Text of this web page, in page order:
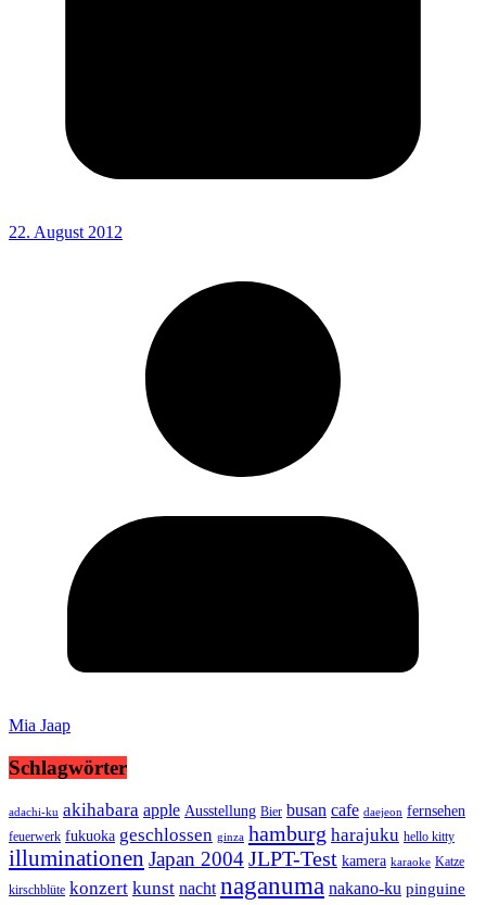
22. August 2012
Mia Jaap
Schlagwörter
adachi-ku akihabara apple Ausstellung Bier busan cafe daejeon fernsehen
feuerwerk fukuoka geschlossen ginza hamburg harajuku hello kitty
illuminationen Japan 2004JLPT-Test kamera karaoke Katze
kirschblüte konzert kunst nacht naganuma nakano-ku pinguine